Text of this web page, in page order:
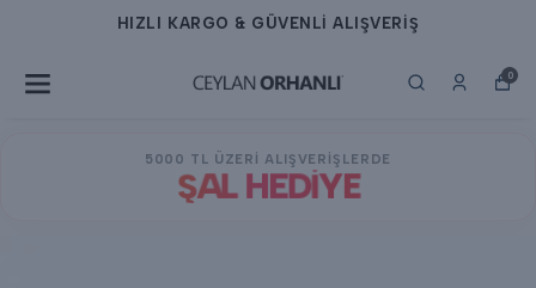
HIZLI KARGO & GÜVENLİ ALIŞVERİŞ
0
5000 TL ÜZERİ ALIŞVERİŞLERDE
ŞAL HEDİYE